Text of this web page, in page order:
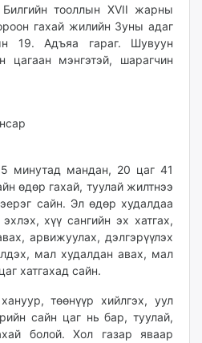
тооллын XVII жарны
гахай жилийн Зуны адаг
19. Адъяа гараг. Шувуун
цагаан мэнгэтэй, шарагчин
минутад мандан, 20 цаг 41
өдөр гахай, туулай жилтнээ
сайн. Эл өдөр худалдаа
хүү сангийн эх хатгах,
арвижуулах, дэлгэрүүлэх
мал худалдан авах, мал
хатгахад сайн.
төөнүүр хийлгэх, уул
сайн цаг нь бар, туулай,
болой. Хол газар яваар